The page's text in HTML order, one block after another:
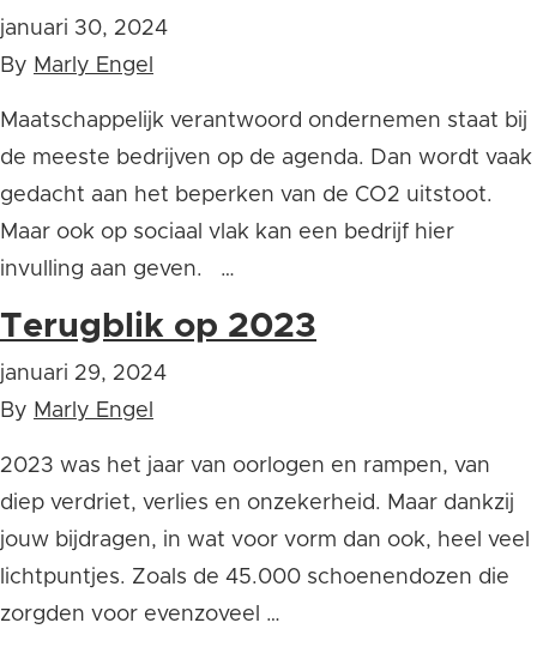
januari 30, 2024
By Marly Engel
Maatschappelijk verantwoord ondernemen staat bij
de meeste bedrijven op de agenda. Dan wordt vaak
gedacht aan het beperken van de CO2 uitstoot.
Maar ook op sociaal vlak kan een bedrijf hier
invulling aan geven. …
Terugblik op 2023
januari 29, 2024
By Marly Engel
2023 was het jaar van oorlogen en rampen, van
diep verdriet, verlies en onzekerheid. Maar dankzij
jouw bijdragen, in wat voor vorm dan ook, heel veel
lichtpuntjes. Zoals de 45.000 schoenendozen die
zorgden voor evenzoveel …